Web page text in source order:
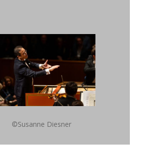
©Susanne Diesner